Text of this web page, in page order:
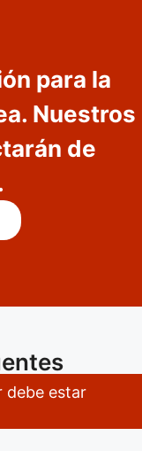
para la
Nuestros
de
debe estar